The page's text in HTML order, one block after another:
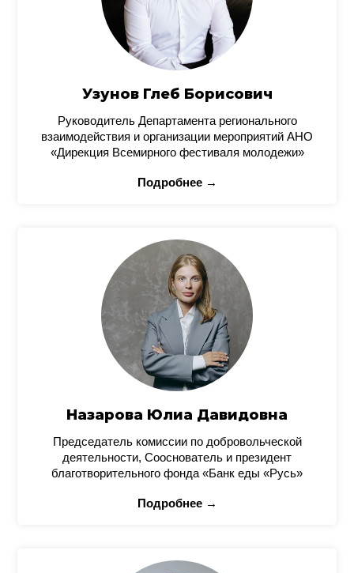
Узунов Глеб Борисович
Руководитель Департамента регионального
взаимодействия и организации мероприятий АНО
«Дирекция Всемирного фестиваля молодежи»
Подробнее →
Назарова Юлиа Давидовна
Председатель комиссии по добровольческой
деятельности, Сооснователь и президент
благотворительного фонда «Банк еды «Русь»
Подробнее →